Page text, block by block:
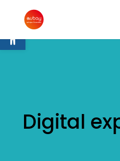
Digital
Ouvrir la barre d’outils